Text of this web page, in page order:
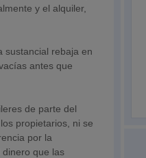
y el alquiler,
sustancial rebaja en
antes que
de parte del
propietarios, ni se
por la
que las